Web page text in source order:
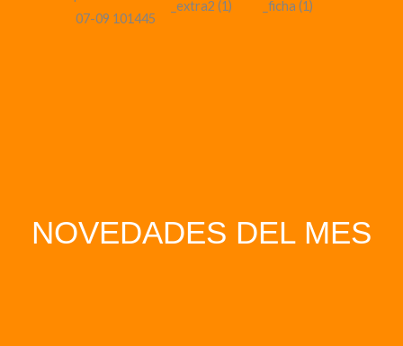
NOVEDADES DEL MES